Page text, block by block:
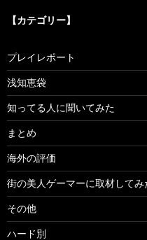
【カテゴリー】
プレイレポート
浅知恵袋
知ってる人に聞いてみた
まとめ
海外の評価
街の美人ゲーマーに取材してみ
その他
ハード別